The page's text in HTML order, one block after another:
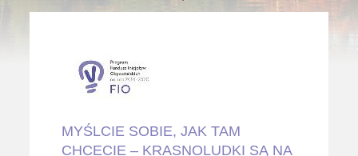
MYŚLCIE SOBIE, JAK TAM
CHCECIE – KRASNOLUDKI SĄ NA